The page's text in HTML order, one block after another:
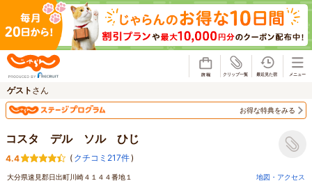
ゲスト さん
お得な特典をみる
コスタ デル ソル ひじ
4.4 ( クチコミ217件)
大分県速見郡日出町川崎４１４４番地１ 地図・アクセス